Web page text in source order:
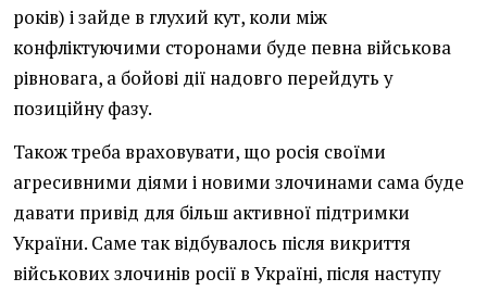
років) і зайде в глухий кут, коли між
конфліктуючими сторонами буде певна військова
рівновага, а бойові дії надовго перейдуть у
позиційну фазу.
Також треба враховувати, що росія своїми
агресивними діями і новими злочинами сама буде
давати привід для більш активної підтримки
України. Саме так відбувалось після викриття
військових злочинів росії в Україні, після наступу